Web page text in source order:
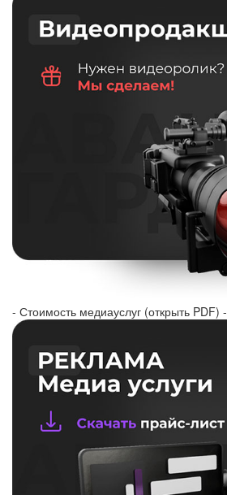
- Стоимость медиауслуг (открыть PDF) -